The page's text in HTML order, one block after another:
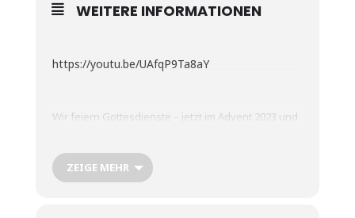
WEITERE INFORMATIONEN
https://youtu.be/UAfqP9Ta8aY
Wir feiern Gottesdienste – jetzt im Advent 2023 und
mit dabei?
ZEIGE MEHR